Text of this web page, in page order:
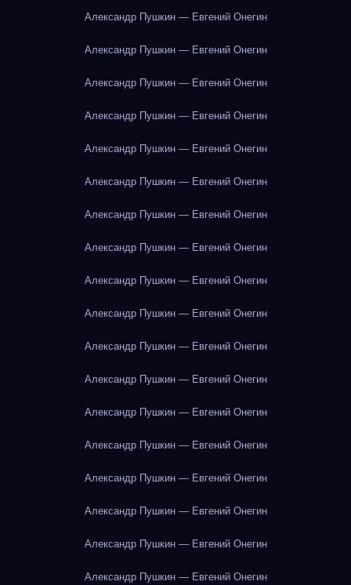
Александр Пушкин — Евгений Онегин
Александр Пушкин — Евгений Онегин
Александр Пушкин — Евгений Онегин
Александр Пушкин — Евгений Онегин
Александр Пушкин — Евгений Онегин
Александр Пушкин — Евгений Онегин
Александр Пушкин — Евгений Онегин
Александр Пушкин — Евгений Онегин
Александр Пушкин — Евгений Онегин
Александр Пушкин — Евгений Онегин
Александр Пушкин — Евгений Онегин
Александр Пушкин — Евгений Онегин
Александр Пушкин — Евгений Онегин
Александр Пушкин — Евгений Онегин
Александр Пушкин — Евгений Онегин
Александр Пушкин — Евгений Онегин
Александр Пушкин — Евгений Онегин
Александр Пушкин — Евгений Онегин